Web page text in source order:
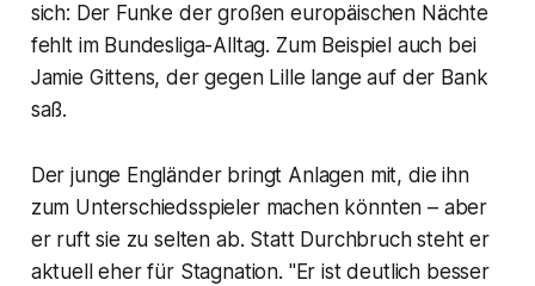
sich: Der Funke der großen europäischen Nächte
fehlt im Bundesliga-Alltag. Zum Beispiel auch bei
Jamie Gittens, der gegen Lille lange auf der Bank
saß.
Der junge Engländer bringt Anlagen mit, die ihn
zum Unterschiedsspieler machen könnten – aber
er ruft sie zu selten ab. Statt Durchbruch steht er
aktuell eher für Stagnation. "Er ist deutlich besser